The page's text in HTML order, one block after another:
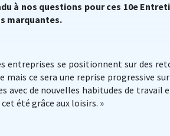
à nos questions pour ces 10e
marquantes.
entreprises se positionnent sur des
ce sera une reprise progressive sur
avec de nouvelles habitudes de travail
été grâce aux loisirs. »